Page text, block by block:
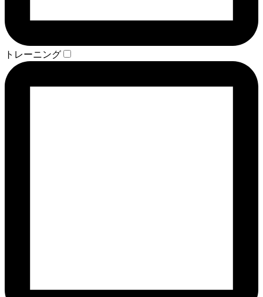
トレーニング